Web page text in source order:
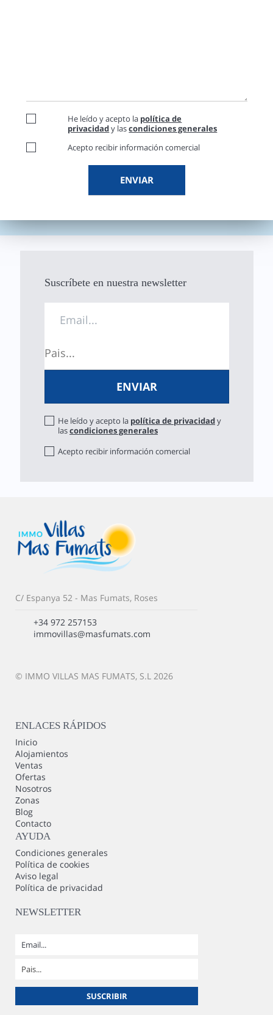
He leído y acepto la política de
privacidady lascondiciones generales
Acepto recibir información comercial
Suscríbete en nuestra newsletter
He leído y acepto la política de privacidady
lascondiciones generales
Acepto recibir información comercial
C/ Espanya 52 - Mas Fumats, Roses
+34 972 257153
immovillas@masfumats.com
© IMMO VILLAS MAS FUMATS, S.L 2026
ENLACES RÁPIDOS
Inicio
Alojamientos
Ventas
Ofertas
Nosotros
Zonas
Blog
Contacto
AYUDA
Condiciones generales
Política de cookies
Aviso legal
Política de privacidad
NEWSLETTER